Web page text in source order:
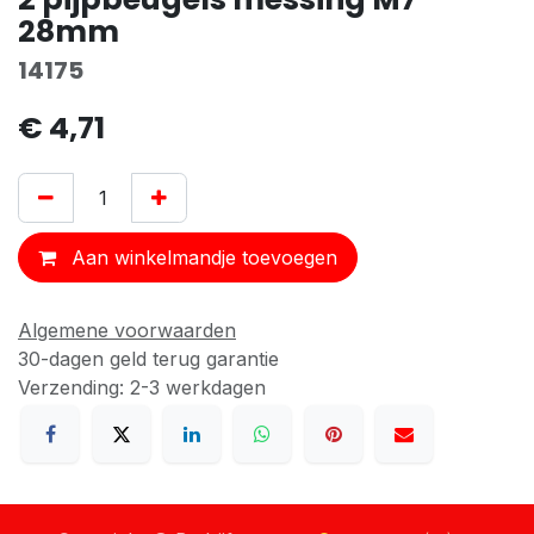
28mm
14175
€ 4,71
Aan winkelmandje toevoegen
Algemene voorwaarden
30-dagen geld terug garantie
Verzending: 2-3 werkdagen